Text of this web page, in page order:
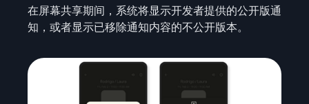
在屏幕共享期间，系统将显示开发者提供的公开版通
知，或者显示已移除通知内容的不公开版本。